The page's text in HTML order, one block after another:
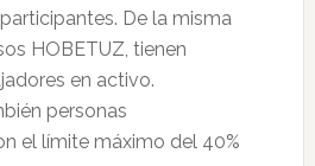
De la misma
HOBETUZ, tienen
en activo.
personas
el límite máximo del 40%